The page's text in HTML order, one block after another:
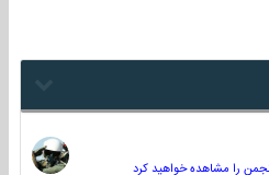
را مشاهده خواهید کرد
22
دی